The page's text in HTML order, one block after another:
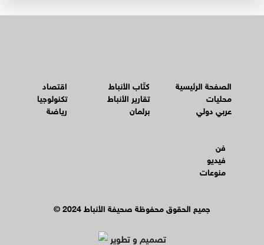
الصفحة الرئيسية
محليات
عربي دولي
كتّاب الأنباط
تقارير الأنباط
برلمان
اقتصاد
تكنولوجيا
رياضة
فن
فيديو
منوعات
© جميع الحقوق محفوظة صحيفة الأنباط 2024
تصميم و تطوير